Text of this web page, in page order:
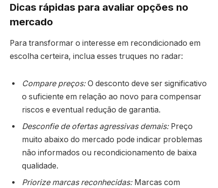
Dicas rápidas para avaliar opções no
mercado
Para transformar o interesse em recondicionado em
escolha certeira, inclua esses truques no radar:
Compare preços:O desconto deve ser significativo
o suficiente em relação ao novo para compensar
riscos e eventual redução de garantia.
Desconfie de ofertas agressivas demais:Preço
muito abaixo do mercado pode indicar problemas
não informados ou recondicionamento de baixa
qualidade.
Priorize marcas reconhecidas:Marcas com